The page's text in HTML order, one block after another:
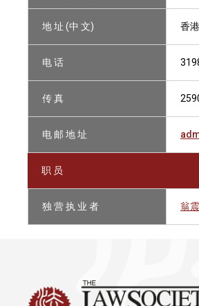
地 址 (中 文) 香
电 话
传 真
电 邮 地 址
职 员
独 营 执 业 者 翁